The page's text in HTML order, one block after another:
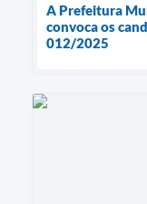
A Prefeitura
convoca os
012/2025